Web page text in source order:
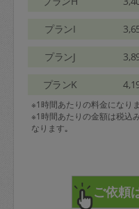
プランI
プランJ
プランK
※1時間あたりの料金になりま
※1時間あたりの金額は税込
なります｡